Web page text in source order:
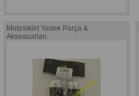
Motosiklet Yedek Parça &
Aksesuarları